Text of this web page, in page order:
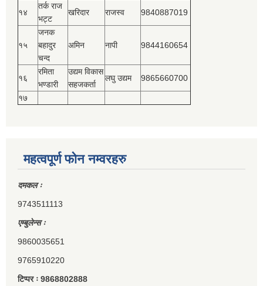
१४
तर्क राज
भट्ट
खरिदार राजस्‍व 9840887019
१५
जनक
बहादुर
चन्द
अमिन नापी 9844160654
१६
रमिता
भण्डारी
उद्यम विकास
सहजकर्ता
लघु उद्यम 9865660700
१७
महत्वपूर्ण फोन नम्वरहरु
दमकल ः
9743511113
एम्बुलेन्स ः
9860035651
9765910220
टिप्पर ः 9868802888